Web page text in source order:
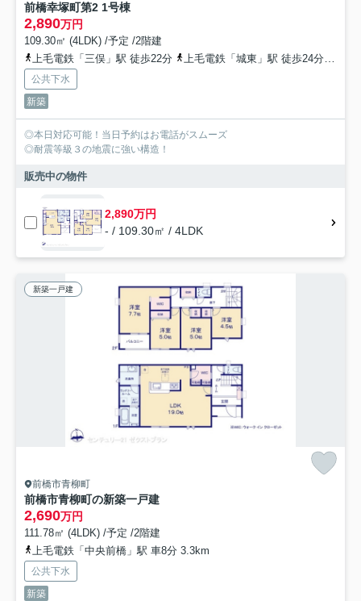
前橋幸塚町第2 1号棟
2,890万円
109.30㎡ (4LDK) /予定 /2階建
上毛電鉄「三俣」駅 徒歩22分
上毛電鉄「城東」駅 徒歩24分
公共下水
新築
◎本日対応可能！当日予約はお電話がスムーズ
◎耐震等級３の地震に強い構造！
販売中の物件
2,890万円
- / 109.30㎡ / 4LDK
新築一戸建
前橋市青柳町
前橋市青柳町の新築一戸建
2,690万円
111.78㎡ (4LDK) /予定 /2階建
上毛電鉄「中央前橋」駅 車8分 3.3km
公共下水
新築